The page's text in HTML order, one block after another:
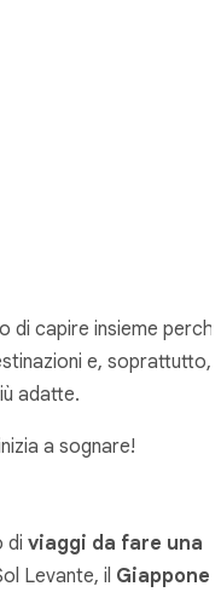
di capire insieme
e, soprattutto,
adatte.
a sognare!
di viaggi da fare una
Levante, il Giappone